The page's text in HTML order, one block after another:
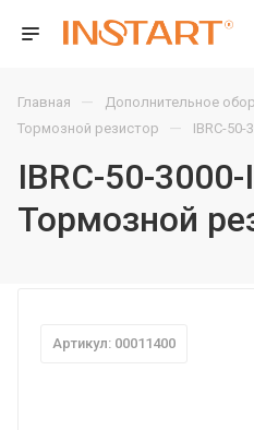
Главная — Дополнительное
Тормозной резистор — IBRC-
IBRC-50-
Тормозной
Артикул: 00011400